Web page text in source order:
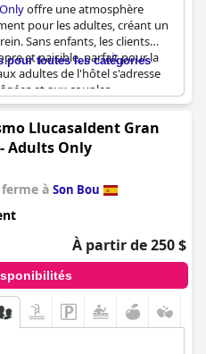
offre une atmosphère
pour les adultes, créant un
Sans enfants, les clients
et paisible, parfait pour la
adultes de l'hôtel s'adresse
et aux couples,
calme et tranquille. L'accent
complexe réservé aux adultes
nombreux clients,
à leurs expériences
une retraite reposante et
ce qui en fait un choix
escapade sophistiquée et
pour toutes les catégories
Llucasaldent Gran
Adults Only
à Son Bou
À partir de 250 $